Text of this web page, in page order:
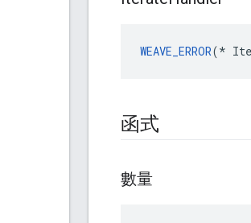
WEAVE_ERROR(*
函式
數量